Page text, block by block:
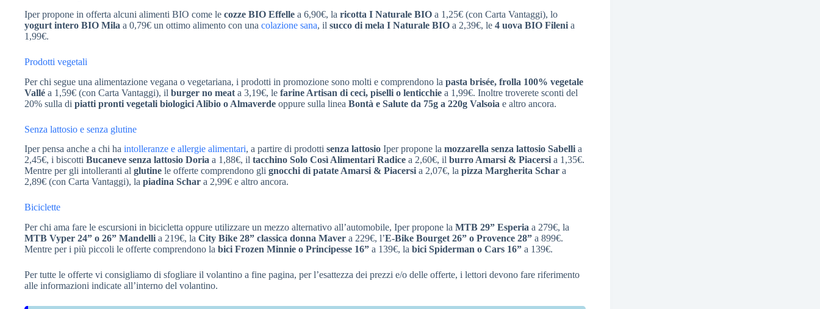
Iper propone in offerta alcuni alimenti BIO come le cozze BIO Effelle a 6,90€, la ricotta I Naturale BIO a 1,25€ (con Carta Vantaggi), lo
yogurt intero BIO Mila a 0,79€ un ottimo alimento con una colazione sana, il succo di mela I Naturale BIO a 2,39€, le 4 uova BIO Fileni a
1,99€.
Prodotti vegetali
Per chi segue una alimentazione vegana o vegetariana, i prodotti in promozione sono molti e comprendono la pasta brisée, frolla 100% vegetale
Vallé a 1,59€ (con Carta Vantaggi), il burger no meat a 3,19€, le farine Artisan di ceci, piselli o lenticchie a 1,99€. Inoltre troverete sconti del
20% sulla di piatti pronti vegetali biologici Alibio o Almaverde oppure sulla linea Bontà e Salute da 75g a 220g Valsoia e altro ancora.
Senza lattosio e senza glutine
Iper pensa anche a chi ha intolleranze e allergie alimentari, a partire di prodotti senza lattosio Iper propone la mozzarella senza lattosio Sabelli a
2,45€, i biscotti Bucaneve senza lattosio Doria a 1,88€, il tacchino Solo Così Alimentari Radice a 2,60€, il burro Amarsi & Piacersi a 1,35€.
Mentre per gli intolleranti al glutine le offerte comprendono gli gnocchi di patate Amarsi & Piacersi a 2,07€, la pizza Margherita Schar a
2,89€ (con Carta Vantaggi), la piadina Schar a 2,99€ e altro ancora.
Biciclette
Per chi ama fare le escursioni in bicicletta oppure utilizzare un mezzo alternativo all’automobile, Iper propone la MTB 29” Esperia a 279€, la
MTB Vyper 24” o 26” Mandelli a 219€, la City Bike 28” classica donna Maver a 229€, l’E-Bike Bourget 26” o Provence 28” a 899€.
Mentre per i più piccoli le offerte comprendono la bici Frozen Minnie o Principesse 16” a 139€, la bici Spiderman o Cars 16” a 139€.
Per tutte le offerte vi consigliamo di sfogliare il volantino a fine pagina, per l’esattezza dei prezzi e/o delle offerte, i lettori devono fare riferimento
alle informazioni indicate all’interno del volantino.